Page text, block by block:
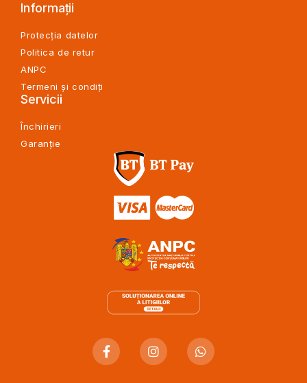
Informații
Protecția datelor
Politica de retur
ANPC
Termeni și condiți
Servicii
Închirieri
Garanție